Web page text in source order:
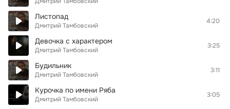
Листопад
Дмитрий Тамбовский
4:20
Девочка с характером
Дмитрий Тамбовский
3:25
Будильник
Дмитрий Тамбовский
3:11
Курочка по имени Ряба
Дмитрий Тамбовский
3:05